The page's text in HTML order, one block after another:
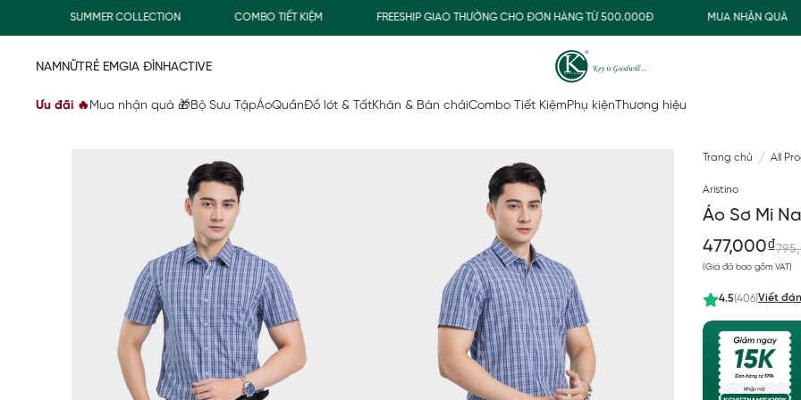
SUMMER COLLECTION COMBO TIẾT KIỆM FREESHIP GIAO THƯỜNG CHO ĐƠN HÀNG TỪ 500.000Đ MUA NHẬN QUÀ
NAMNỮTRẺ EMGIA ĐÌNHACTIVE
Ưu đãi 🔥 Mua nhận quà 🎁Bộ Sưu TậpÁoQuầnĐồ lót & TấtKhăn & Bàn chảiCombo Tiết KiệmPhụ kiện Thương hiệu
Trang chủ All
Aristino
Áo Sơ Mi
477,000₫
(Giá đã bao gồm VAT)
4.5(406)Viết